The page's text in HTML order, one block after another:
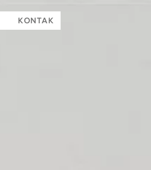
KONTAK